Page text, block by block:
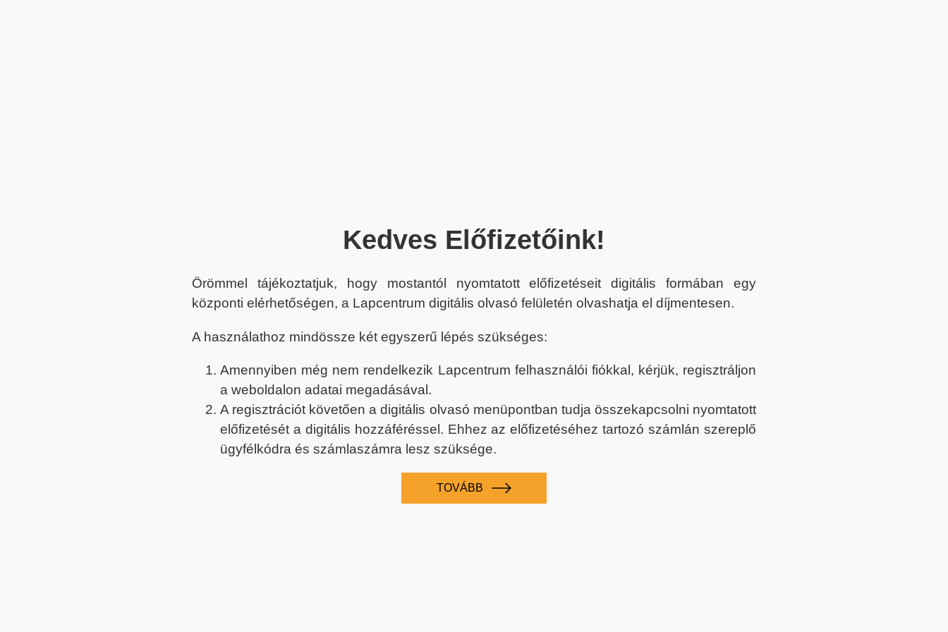
Kedves Előfizetőink!
Örömmel tájékoztatjuk, hogy mostantól nyomtatott előfizetéseit digitális formában egy
központi elérhetőségen, a Lapcentrum digitális olvasó felületén olvashatja el díjmentesen.
A használathoz mindössze két egyszerű lépés szükséges:
Amennyiben még nem rendelkezik Lapcentrum felhasználói fiókkal, kérjük, regisztráljon
a weboldalon adatai megadásával.
A regisztrációt követően a digitális olvasó menüpontban tudja összekapcsolni nyomtatott
előfizetését a digitális hozzáféréssel. Ehhez az előfizetéséhez tartozó számlán szereplő
ügyfélkódra és számlaszámra lesz szüksége.
TOVÁBB